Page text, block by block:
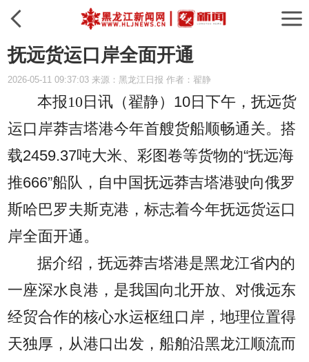
抚远货运口岸全面开通
2026-05-11 09:37:03 来源：黑龙江日报 作者：翟静
本报10日讯（翟静） 10日下午，抚远货
运口岸莽吉塔港今年首艘货船顺畅通关。搭
载2459.37吨大米、彩图卷等货物的“抚远海
推666”船队，自中国抚远莽吉塔港驶向俄罗
斯哈巴罗夫斯克港，标志着今年抚远货运口
岸全面开通。
据介绍，抚远莽吉塔港是黑龙江省内的
一座深水良港，是我国向北开放、对俄远东
经贸合作的核心水运枢纽口岸，地理位置得
天独厚，从港口出发，船舶沿黑龙江顺流而